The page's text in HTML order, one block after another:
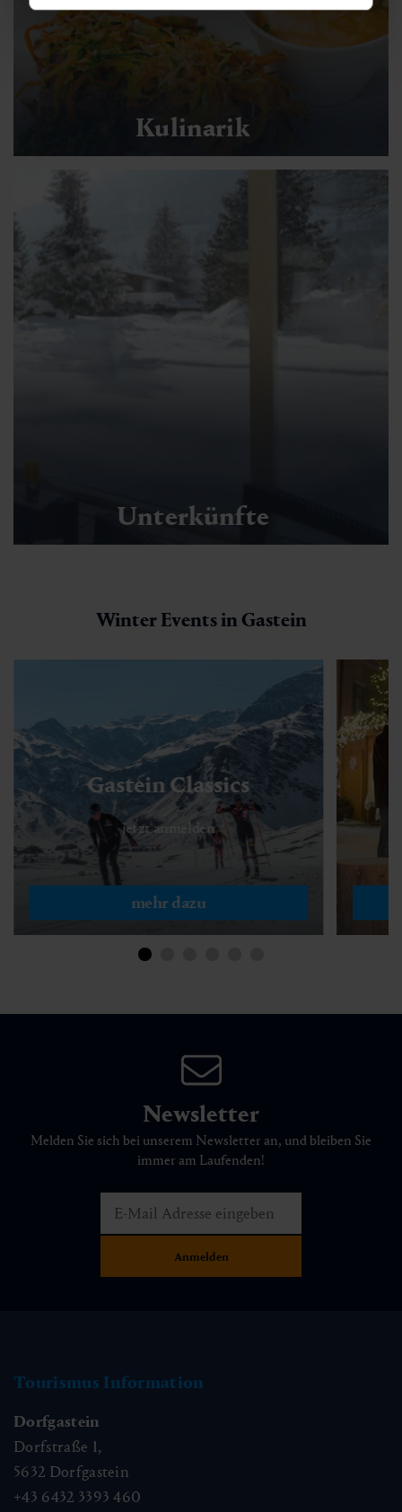
Kulinarik
Unterkünfte
Winter Events in Gastein
Gastein Classics
jetzt anmelden
mehr dazu
Newsletter
Melden Sie sich bei unserem Newsletter an, und bleiben Sie
immer am Laufenden!
Tourismus Information
Dorfgastein
Dorfstraße 1,
5632 Dorfgastein
+43 6432 3393 460